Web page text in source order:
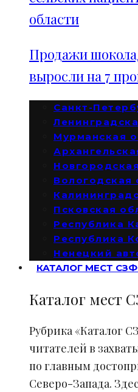
области
Продажи
выросли на 7
Санкт-
Мурманская
Вологодская
Псковская
Республика
Республика
Ненецкий
КАТАЛОГ МЕСТ
Каталог мест
Рубрика «Каталог
читателей в
по главным
Северо-Запада.